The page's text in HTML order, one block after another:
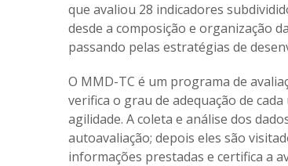
que avaliou 28 indicadores
desde a composição e organização
passando pelas estratégias de
O MMD-TC é um programa de
verifica o grau de adequação de
agilidade. A coleta e análise dos
autoavaliação; depois eles são
informações prestadas e certifica a